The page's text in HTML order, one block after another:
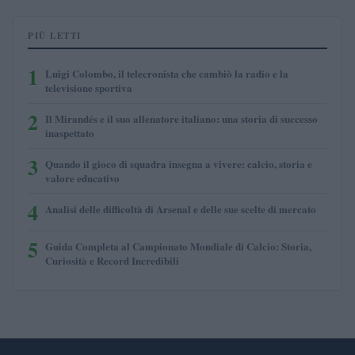
PIÙ LETTI
1
Luigi Colombo, il telecronista che cambiò la radio e la
televisione sportiva
2 Il Mirandés e il suo allenatore italiano: una storia di successo
inaspettato
3 Quando il gioco di squadra insegna a vivere: calcio, storia e
valore educativo
4 Analisi delle difficoltà di Arsenal e delle sue scelte di mercato
5 Guida Completa al Campionato Mondiale di Calcio: Storia,
Curiosità e Record Incredibili